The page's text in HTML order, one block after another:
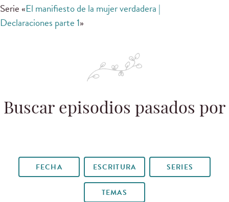
Serie «El manifiesto de la mujer verdadera |
Declaraciones parte 1»
Buscar episodios pasados por
FECHA ESCRITURA SERIES
TEMAS